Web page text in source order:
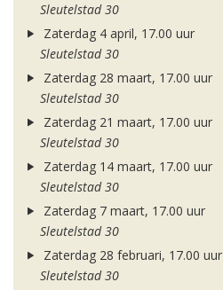
Sleutelstad 30
Zaterdag 4 april, 17.00 uur
Sleutelstad 30
Zaterdag 28 maart, 17.00 uur
Sleutelstad 30
Zaterdag 21 maart, 17.00 uur
Sleutelstad 30
Zaterdag 14 maart, 17.00 uur
Sleutelstad 30
Zaterdag 7 maart, 17.00 uur
Sleutelstad 30
Zaterdag 28 februari, 17.00 uur
Sleutelstad 30